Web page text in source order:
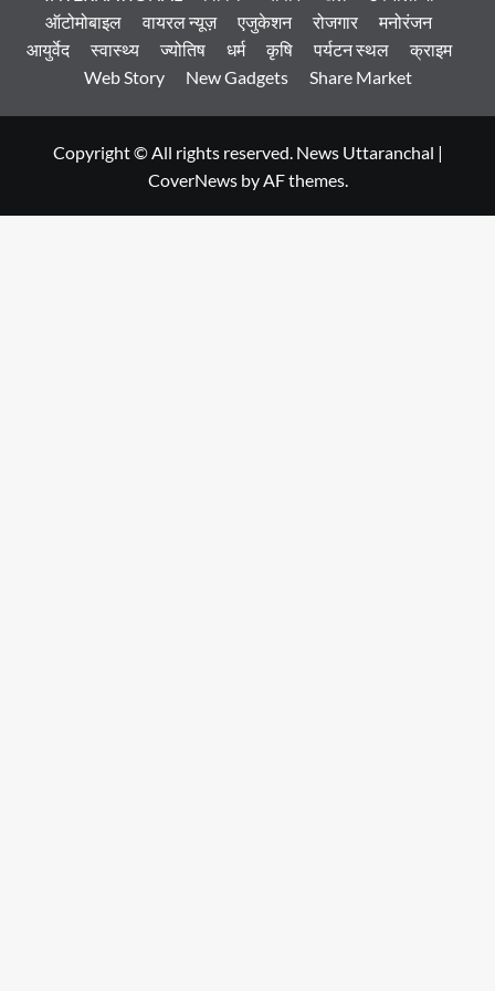
ऑटोमोबाइल
वायरल न्यूज़ एजुकेशन रोजगार
मनोरंजन
आयुर्वेद
स्वास्थ्य ज्योतिष धर्म कृषि पर्यटन स्थल
क्राइम
Web Story
New Gadgets Share Market
Copyright © All rights reserved. News Uttaranchal |
CoverNewsby AF themes.